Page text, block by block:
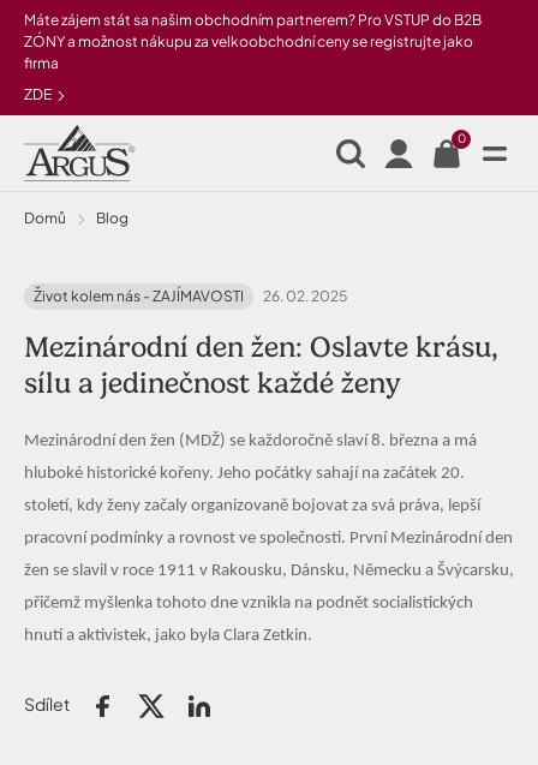
Přeskočit na hlavní obsah
Máte zájem stát sa našim obchodním partnerem? Pro VSTUP do B2B
ZÓNY a možnost nákupu za velkoobchodní ceny se registrujte jako
firma
ZDE
0
Domů Blog
Život kolem nás - ZAJÍMAVOSTI 26. 02. 2025
Sdílet
Mezinárodní den žen: Oslavte krásu,
sílu a jedinečnost každé ženy
Mezinárodní den žen (MDŽ) se každoročně slaví 8. března a má
hluboké historické kořeny. Jeho počátky sahají na začátek 20.
století, kdy ženy začaly organizovaně bojovat za svá práva, lepší
pracovní podmínky a rovnost ve společnosti. První Mezinárodní den
žen se slavil v roce 1911 v Rakousku, Dánsku, Německu a Švýcarsku,
přičemž myšlenka tohoto dne vznikla na podnět socialistických
hnutí a aktivistek, jako byla Clara Zetkin.